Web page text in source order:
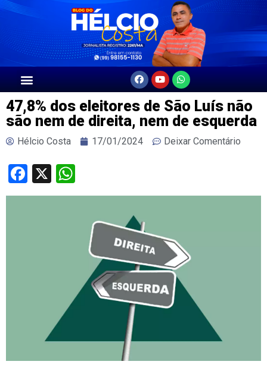
47,8% dos eleitores de São Luís não
são nem de direita, nem de esquerda
Hélcio Costa 17/01/2024 Deixar Comentário
Facebook
X